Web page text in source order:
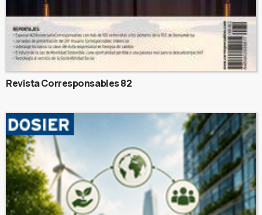
Revista Corresponsables 82